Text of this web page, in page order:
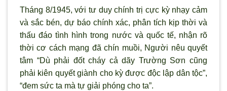
Tháng 8/1945, với tư duy chính trị cực kỳ nhạy cảm
và sắc bén, dự báo chính xác, phân tích kịp thời và
thấu đáo tình hình trong nước và quốc tế, nhận rõ
thời cơ cách mạng đã chín muồi, Người nêu quyết
tâm “Dù phải đốt cháy cả dãy Trường Sơn cũng
phải kiên quyết giành cho kỳ được độc lập dân tộc”,
“đem sức ta mà tự giải phóng cho ta”.